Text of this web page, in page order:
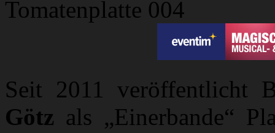
Seit 2011 veröffentlicht
Götz als „Einerbande“